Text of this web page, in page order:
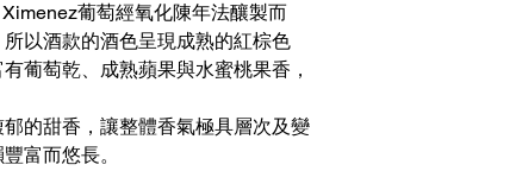
葡萄經氧化陳年法釀製而
以酒款的酒色呈現成熟的紅棕色
葡萄乾、成熟蘋果與水蜜桃果香，
的甜香，讓整體香氣極具層次及變
富而悠長。